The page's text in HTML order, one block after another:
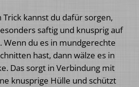
kannst du dafür sorgen,
saftig und knusprig auf
Wenn du es in mundgerechte
hast, dann wälze es in
Das sorgt in Verbindung mit
knusprige Hülle und schützt